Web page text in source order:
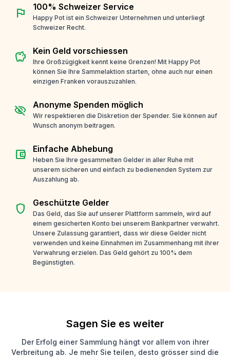
flag 100% Schweizer Service
Happy Pot ist ein Schweizer Unternehmen und unterliegt
Schweizer Recht.
savings Kein Geld vorschiessen
Ihre Großzügigkeit kennt keine Grenzen! Mit Happy Pot
können Sie Ihre Sammelaktion starten, ohne auch nur einen
einzigen Franken vorauszuzahlen.
visibility_off Anonyme Spenden möglich
Wir respektieren die Diskretion der Spender. Sie können auf
Wunsch anonym beitragen.
account_balance_wallet Einfache Abhebung
Heben Sie Ihre gesammelten Gelder in aller Ruhe mit
unserem sicheren und einfach zu bedienenden System zur
Auszahlung ab.
shield Geschützte Gelder
Das Geld, das Sie auf unserer Plattform sammeln, wird auf
einem gesicherten Konto bei unserem Bankpartner verwahrt.
Unsere Zulassung garantiert, dass wir diese Gelder nicht
verwenden und keine Einnahmen im Zusammenhang mit ihrer
Verwahrung erzielen. Das Geld gehört zu 100% dem
Begünstigten.
Sagen Sie es weiter
Der Erfolg einer Sammlung hängt vor allem von ihrer
Verbreitung ab. Je mehr Sie teilen, desto grösser sind die